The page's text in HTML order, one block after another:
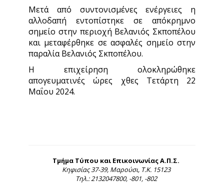
Μετά από συντονισμένες ενέργειες η
αλλοδαπή εντοπίστηκε σε απόκρημνο
σημείο στην περιοχή Βελανιός Σκποπέλου
και μεταφέρθηκε σε ασφαλές σημείο στην
παραλία Βελανιός Σκποπέλου.
Η επιχείρηση ολοκληρώθηκε
απογευματινές ώρες χθες Τετάρτη 22
Μαΐου 2024.
Τμήμα Τύπου και Επικοινωνίας Α.Π.Σ.
Κηφισίας 37-39, Μαρούσι, Τ.Κ. 15123
Τηλ.: 2132047800, -801, -802